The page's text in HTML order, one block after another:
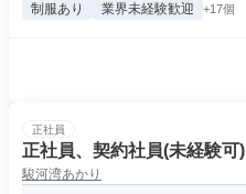
制服あり 業界未経験歓迎 +17個
正社員
正社員、契約社員(未経験可)
駿河湾あかり